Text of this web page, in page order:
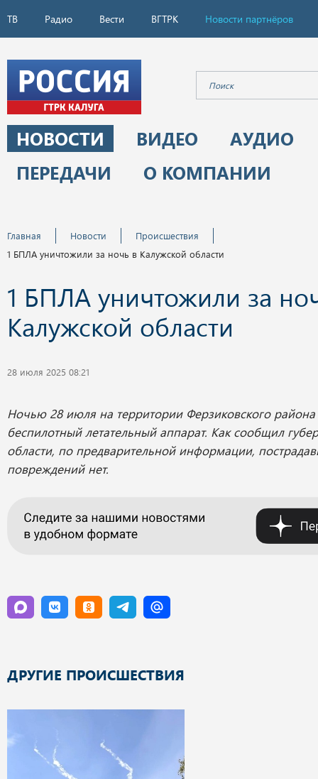
ТВ Радио Вести ВГТРК Новости партнёров
НОВОСТИ ВИДЕО
АУДИО
ПЕРЕДАЧИ
О КОМПАНИИ
Главная Новости
Происшествия
1 БПЛА уничтожили за ночь в Калужской области
1 БПЛА уничтожили за
Калужской области
28 июля 2025 08:21
Ночью 28 июля на территории Ферзиковского района
беспилотный летательный аппарат. Как сообщил
области, по предварительной информации,
повреждений нет.
ДРУГИЕ ПРОИСШЕСТВИЯ